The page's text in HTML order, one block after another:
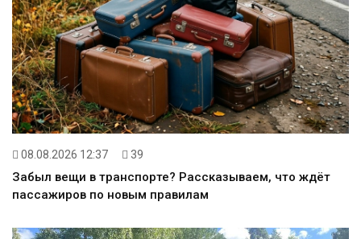
08.08.2026 12:37 39
Забыл вещи в транспорте? Рассказываем, что ждёт
пассажиров по новым правилам